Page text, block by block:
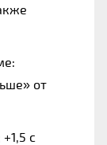
от
с